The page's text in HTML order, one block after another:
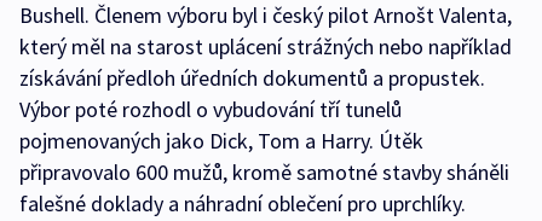
Bushell. Členem výboru byl i český pilot Arnošt Valenta,
který měl na starost uplácení strážných nebo například
získávání předloh úředních dokumentů a propustek.
Výbor poté rozhodl o vybudování tří tunelů
pojmenovaných jako Dick, Tom a Harry. Útěk
připravovalo 600 mužů, kromě samotné stavby sháněli
falešné doklady a náhradní oblečení pro uprchlíky.